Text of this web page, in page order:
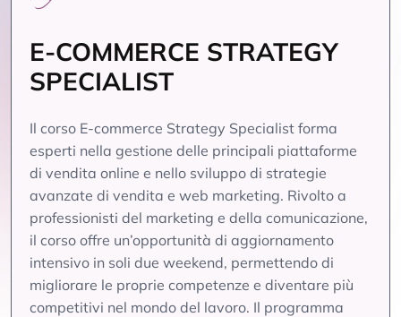
E-COMMERCE STRATEGY
SPECIALIST
Il corso E-commerce Strategy Specialist forma
esperti nella gestione delle principali piattaforme
di vendita online e nello sviluppo di strategie
avanzate di vendita e web marketing. Rivolto a
professionisti del marketing e della comunicazione,
il corso offre un’opportunità di aggiornamento
intensivo in soli due weekend, permettendo di
migliorare le proprie competenze e diventare più
competitivi nel mondo del lavoro. Il programma